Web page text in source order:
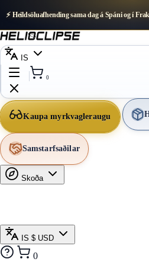
⚡ Heildsöluafhending sama dag á Spáni og í
IS
0
Kaupa myrkvagleraugu
Samstarfsaðilar
Skoða
IS $ USD
0